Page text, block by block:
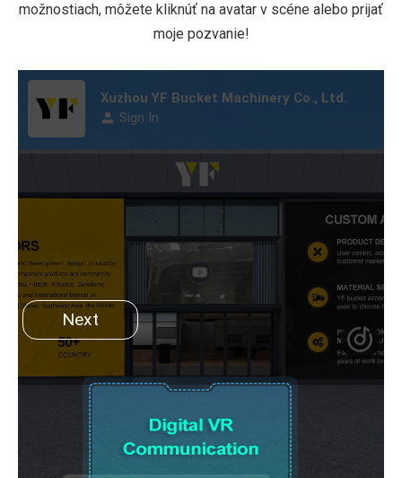
možnostiach, môžete kliknúť na avatar v scéne alebo prijať
moje pozvanie!